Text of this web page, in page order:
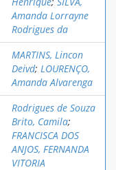
Amanda Lorrayne
Rodrigues da
MARTINS, Lincon
Deivd; LOURENÇO,
Amanda Alvarenga
Rodrigues de Souza
Brito, Camila;
FRANCISCA DOS
ANJOS, FERNANDA
VITORIA